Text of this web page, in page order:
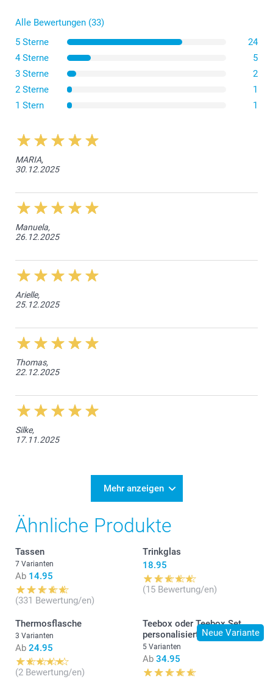
Alle Bewertungen (33)
5 Sterne
24
4 Sterne
5
3 Sterne
2
2 Sterne
1
1 Stern
1
MARIA,
30.12.2025
Manuela,
26.12.2025
Arielle,
25.12.2025
Thomas,
22.12.2025
Silke,
17.11.2025
Mehr anzeigen
Ähnliche Produkte
Tassen
7 Varianten
Ab 14.95
(331 Bewertung/en)
Trinkglas
18.95
(15 Bewertung/en)
Thermosflasche
3 Varianten
Ab 24.95
(2 Bewertung/en)
Neue Variante
Teebox oder Teebox Set
personalisiert
5 Varianten
Ab 34.95